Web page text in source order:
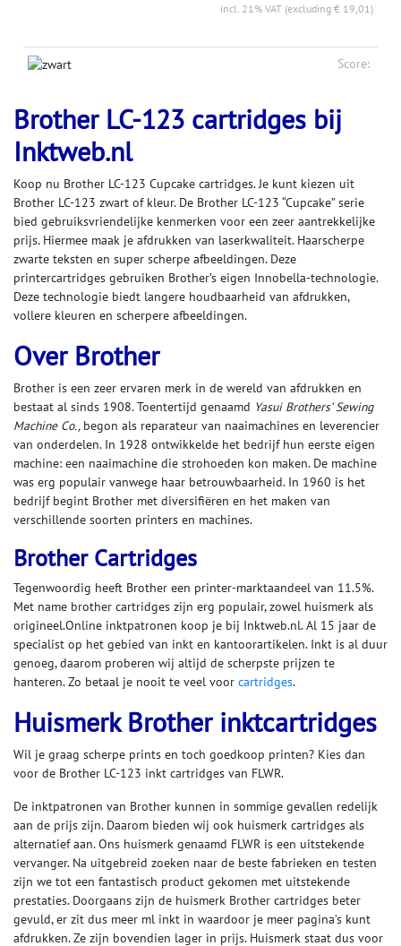
incl. 21% VAT (excluding € 19,01)
Score:
Brother LC-123 cartridges bij
Inktweb.nl
Koop nu Brother LC-123 Cupcake cartridges. Je kunt kiezen uit
Brother LC-123 zwart of kleur. De Brother LC-123 “Cupcake” serie
bied gebruiksvriendelijke kenmerken voor een zeer aantrekkelijke
prijs. Hiermee maak je afdrukken van laserkwaliteit. Haarscherpe
zwarte teksten en super scherpe afbeeldingen. Deze
printercartridges gebruiken Brother’s eigen Innobella-technologie.
Deze technologie biedt langere houdbaarheid van afdrukken,
vollere kleuren en scherpere afbeeldingen.
Over Brother
Brother is een zeer ervaren merk in de wereld van afdrukken en
bestaat al sinds 1908. Toentertijd genaamd Yasui Brothers’ Sewing
Machine Co., begon als reparateur van naaimachines en leverencier
van onderdelen. In 1928 ontwikkelde het bedrijf hun eerste eigen
machine: een naaimachine die strohoeden kon maken. De machine
was erg populair vanwege haar betrouwbaarheid. In 1960 is het
bedrijf begint Brother met diversifiëren en het maken van
verschillende soorten printers en machines.
Brother Cartridges
Tegenwoordig heeft Brother een printer-marktaandeel van 11.5%.
Met name brother cartridges zijn erg populair, zowel huismerk als
origineel.Online inktpatronen koop je bij Inktweb.nl. Al 15 jaar de
specialist op het gebied van inkt en kantoorartikelen. Inkt is al duur
genoeg, daarom proberen wij altijd de scherpste prijzen te
hanteren. Zo betaal je nooit te veel voor cartridges.
Huismerk Brother inktcartridges
Wil je graag scherpe prints en toch goedkoop printen? Kies dan
voor de Brother LC-123 inkt cartridges van FLWR.
De inktpatronen van Brother kunnen in sommige gevallen redelijk
aan de prijs zijn. Daarom bieden wij ook huismerk cartridges als
alternatief aan. Ons huismerk genaamd FLWR is een uitstekende
vervanger. Na uitgebreid zoeken naar de beste fabrieken en testen
zijn we tot een fantastisch product gekomen met uitstekende
prestaties. Doorgaans zijn de huismerk Brother cartridges beter
gevuld, er zit dus meer ml inkt in waardoor je meer pagina’s kunt
afdrukken. Ze zijn bovendien lager in prijs. Huismerk staat dus voor